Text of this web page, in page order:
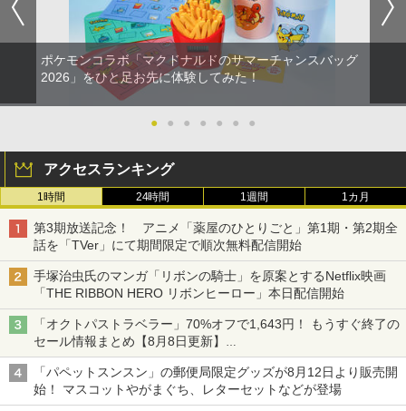
ポケモンコラボ「マクドナルドのサマーチャンスバッグ
2026」をひと足お先に体験してみた！
● ● ● ● ● ● ●
アクセスランキング
1時間 24時間 1週間 1カ月
第3期放送記念！ アニメ「薬屋のひとりごと」第1期・第2期全
話を「TVer」にて期間限定で順次無料配信開始
手塚治虫氏のマンガ「リボンの騎士」を原案とするNetflix映画
「THE RIBBON HERO リボンヒーロー」本日配信開始
「オクトパストラベラー」70%オフで1,643円！ もうすぐ終了の
セール情報まとめ【8月8日更新】
ニンテンドーeショップでは「大神 絶景版」が67%オフで990円
「パペットスンスン」の郵便局限定グッズが8月12日より販売開
始！ マスコットやがまぐち、レターセットなどが登場